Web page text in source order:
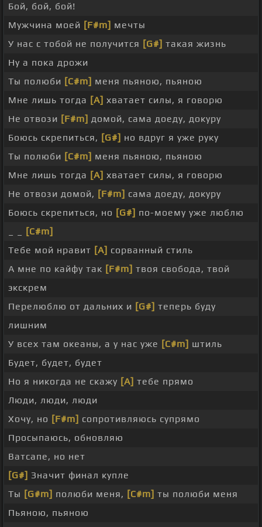
Бой, бой, бой!
Мужчина моей [F#m] мечты
У нас с тобой не получится [G#] такая жизнь
Ну а пока дрожи
Ты полюби [C#m] меня пьяною, пьяною
Мне лишь тогда [A] хватает силы, я говорю
Не отвози [F#m] домой, сама доеду, докуру
Боюсь скрепиться, [G#] но вдруг я уже руку
Ты полюби [C#m] меня пьяною, пьяною
Мне лишь тогда [A] хватает силы, я говорю
Не отвози домой, [F#m] сама доеду, докуру
Боюсь скрепиться, но [G#] по-моему уже люблю
[C#m]
Тебе мой нравит [A] сорванный стиль
А мне по кайфу так [F#m] твоя свобода, твой
экскрем
Перелюблю от дальних и [G#] теперь буду
лишним
У всех там океаны, а у нас уже [C#m] штиль
Будет, будет, будет
Но я никогда не скажу [A] тебе прямо
Люди, люди, люди
Хочу, но [F#m] сопротивляюсь супрямо
Просыпаюсь, обновляю
Ватсапе, но нет
[G#] Значит финал купле
Ты [G#m] полюби меня, [C#m] ты полюби меня
Пьяною, пьяною